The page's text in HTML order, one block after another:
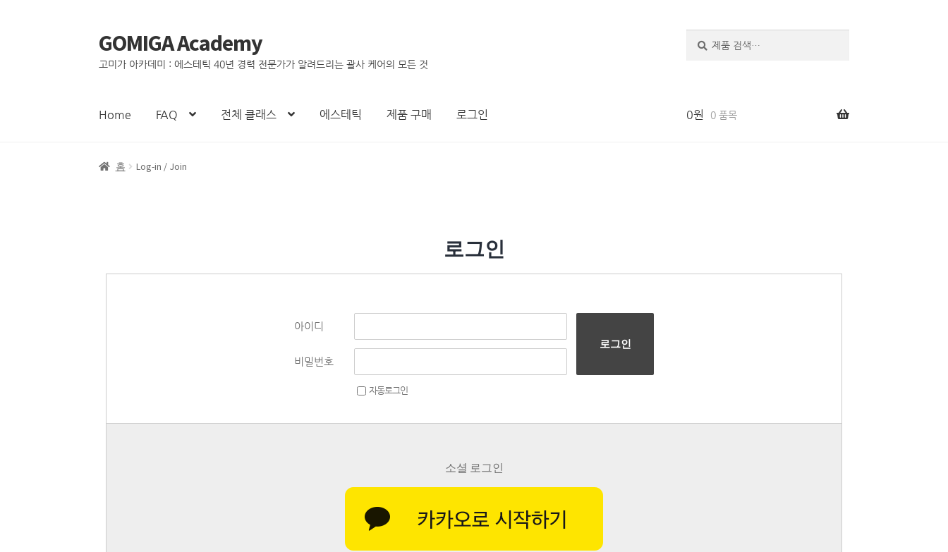
GOMIGA Academy
고미가 아카데미 : 에스테틱 40년 경력 전문가가 알려드리는 괄사 케어의 모든 것
Home FAQ 전체 클래스 에스테틱 제품 구매 로그인 0원 0 품목
홈 Log-in / Join
로그인
아이디
비밀번호
자동로그인
로그인
소셜 로그인